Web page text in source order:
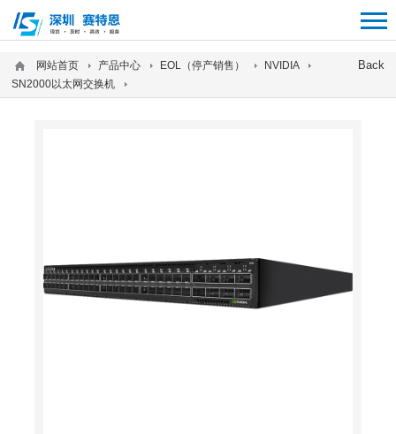
Back
网站首页 产品中心 EOL（停产销售）
NVIDIA
SN2000以太网交换机